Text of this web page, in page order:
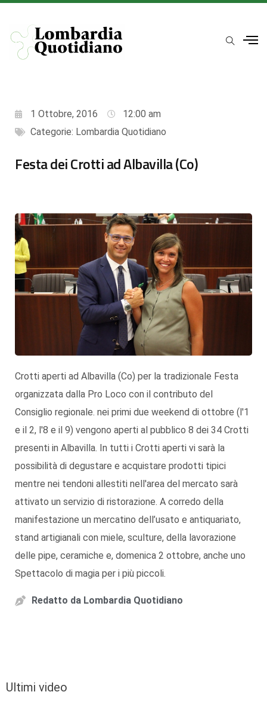
1 Ottobre, 2016
12:00 am
Categorie: Lombardia Quotidiano
Festa dei Crotti ad Albavilla (Co)
Crotti aperti ad Albavilla (Co) per la tradizionale Festa
organizzata dalla Pro Loco con il contributo del
Consiglio regionale. nei primi due weekend di ottobre (l'1
e il 2, l'8 e il 9) vengono aperti al pubblico 8 dei 34 Crotti
presenti in Albavilla. In tutti i Crotti aperti vi sarà la
possibilità di degustare e acquistare prodotti tipici
mentre nei tendoni allestiti nell'area del mercato sarà
attivato un servizio di ristorazione. A corredo della
manifestazione un mercatino dell’usato e antiquariato,
stand artigianali con miele, sculture, della lavorazione
delle pipe, ceramiche e, domenica 2 ottobre, anche uno
Spettacolo di magia per i più piccoli.
Redatto da Lombardia Quotidiano
Ultimi video